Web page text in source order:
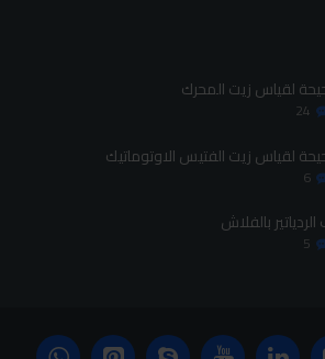
لقياس زيت المحرك
24
لقياس زيت الفتيس الاوتوماتيك
6
بالفلاش
5